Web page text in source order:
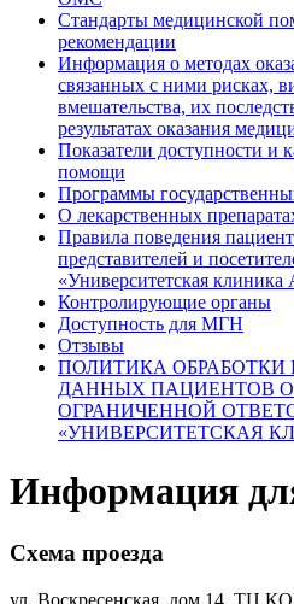
Стандарты медицинской
рекомендации
Информация о методах
связанных с ними рисках,
вмешательства, их
результатах оказания
Показатели доступности и
помощи
Программы
О лекарственных
Правила поведения
представителей и
«Университетская клиника
Контролирующие органы
Доступность для МГН
Отзывы
ПОЛИТИКА
ДАННЫХ ПАЦИЕНТОВ
ОГРАНИЧЕННОЙ
«УНИВЕРСИТЕТСКАЯ
Информация
Схема проезда
ул. Воскресенская, дом 14, ТЦ